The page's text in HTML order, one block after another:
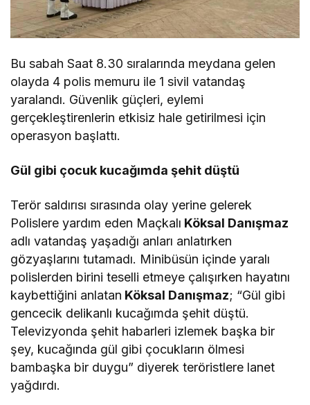
Bu sabah Saat 8.30 sıralarında meydana gelen
olayda 4 polis memuru ile 1 sivil vatandaş
yaralandı. Güvenlik güçleri, eylemi
gerçekleştirenlerin etkisiz hale getirilmesi için
operasyon başlattı.
Gül gibi çocuk kucağımda şehit düştü
Terör saldırısı sırasında olay yerine gelerek
Polislere yardım eden Maçkalı Köksal Danışmaz
adlı vatandaş yaşadığı anları anlatırken
gözyaşlarını tutamadı. Minibüsün içinde yaralı
polislerden birini teselli etmeye çalışırken hayatını
kaybettiğini anlatan Köksal Danışmaz; “Gül gibi
gencecik delikanlı kucağımda şehit düştü.
Televizyonda şehit habarleri izlemek başka bir
şey, kucağında gül gibi çocukların ölmesi
bambaşka bir duygu” diyerek teröristlere lanet
yağdırdı.